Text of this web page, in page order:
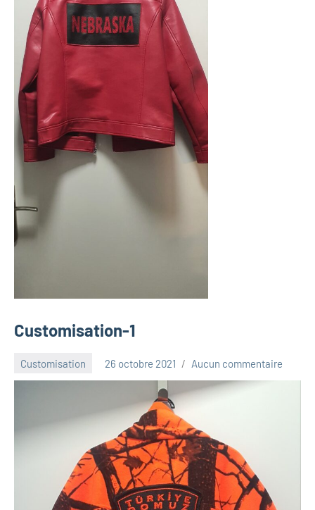
Customisation-1
Customisation 26 octobre 2021 Aucun commentaire